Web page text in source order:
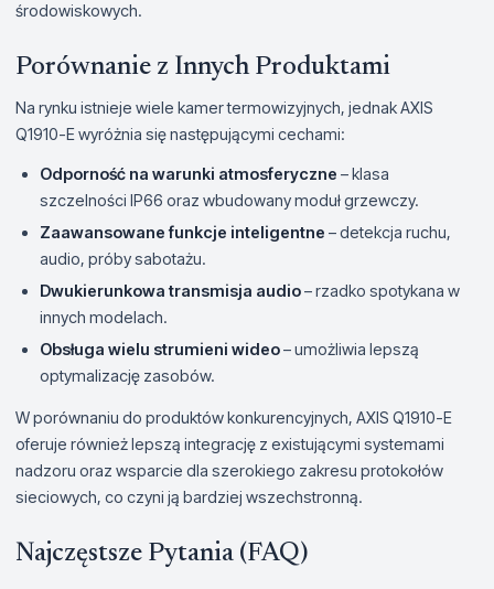
środowiskowych.
Porównanie z Innych Produktami
Na rynku istnieje wiele kamer termowizyjnych, jednak AXIS
Q1910-E wyróżnia się następującymi cechami:
Odporność na warunki atmosferyczne – klasa
szczelności IP66 oraz wbudowany moduł grzewczy.
Zaawansowane funkcje inteligentne – detekcja ruchu,
audio, próby sabotażu.
Dwukierunkowa transmisja audio– rzadko spotykana w
innych modelach.
Obsługa wielu strumieni wideo– umożliwia lepszą
optymalizację zasobów.
W porównaniu do produktów konkurencyjnych, AXIS Q1910-E
oferuje również lepszą integrację z existującymi systemami
nadzoru oraz wsparcie dla szerokiego zakresu protokołów
sieciowych, co czyni ją bardziej wszechstronną.
Najczęstsze Pytania (FAQ)